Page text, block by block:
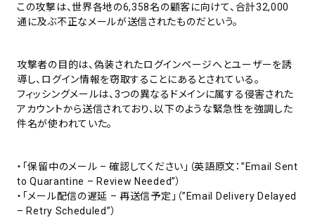
この攻撃は、世界各地の6,358名の顧客に向けて、合計32,000
通に及ぶ不正なメールが送信されたものだという。
攻撃者の目的は、偽装されたログインページへとユーザーを誘
導し、ログイン情報を窃取することにあるとされている。
フィッシングメールは、3つの異なるドメインに属する侵害された
アカウントから送信されており、以下のような緊急性を強調した
件名が使われていた。
・「保留中のメール – 確認してください」（英語原文：”Email Sent
to Quarantine – Review Needed”）
・「メール配信の遅延 – 再送信予定」（”Email Delivery Delayed
– Retry Scheduled”）